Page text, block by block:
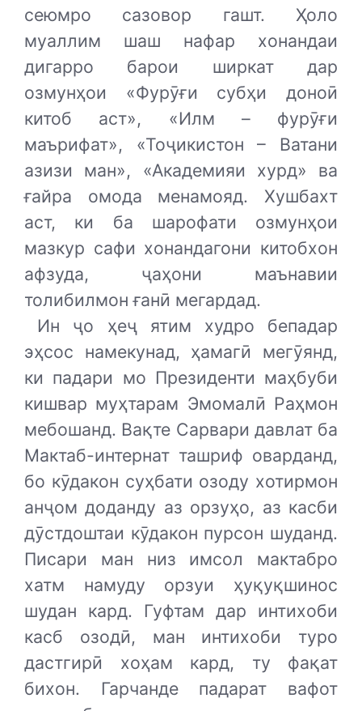
сеюмро сазовор гашт. Ҳоло
муаллим шаш нафар хонандаи
дигарро барои ширкат дар
озмунҳои «Фурӯғи субҳи доноӣ
китоб аст», «Илм – фурӯғи
маърифат», «Тоҷикистон – Ватани
азизи ман», «Академияи хурд» ва
ғайра омода менамояд. Хушбахт
аст, ки ба шарофати озмунҳои
мазкур сафи хонандагони китобхон
афзуда, ҷаҳони маънавии
толибилмон ғанӣ мегардад.
Ин ҷо ҳеҷ ятим худро бепадар
эҳсос намекунад, ҳамагӣ мегӯянд,
ки падари мо Президенти маҳбуби
кишвар муҳтарам Эмомалӣ Раҳмон
мебошанд. Вақте Сарвари давлат ба
Мактаб-интернат ташриф оварданд,
бо кӯдакон суҳбати озоду хотирмон
анҷом доданду аз орзуҳо, аз касби
дӯстдоштаи кӯдакон пурсон шуданд.
Писари ман низ имсол мактабро
хатм намуду орзуи ҳуқуқшинос
шудан кард. Гуфтам дар интихоби
касб озодӣ, ман интихоби туро
дастгирӣ хоҳам кард, ту фақат
бихон. Гарчанде падарат вафот